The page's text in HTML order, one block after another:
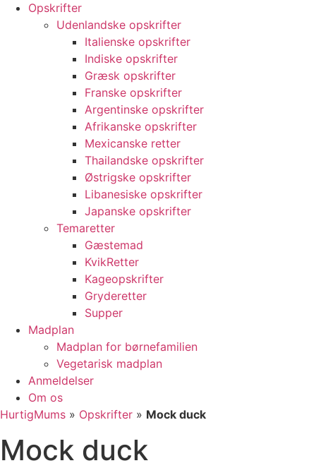
Opskrifter
Udenlandske opskrifter
Italienske opskrifter
Indiske opskrifter
Græsk opskrifter
Franske opskrifter
Argentinske opskrifter
Afrikanske opskrifter
Mexicanske retter
Thailandske opskrifter
Østrigske opskrifter
Libanesiske opskrifter
Japanske opskrifter
Temaretter
Gæstemad
KvikRetter
Kageopskrifter
Gryderetter
Supper
Madplan
Madplan for børnefamilien
Vegetarisk madplan
Anmeldelser
Om os
HurtigMums » Opskrifter » Mock duck
Mock duck